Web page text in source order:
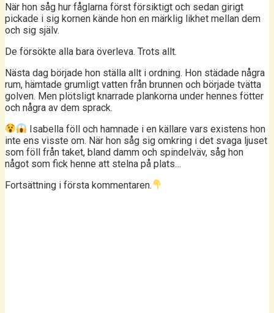
När hon såg hur fåglarna först försiktigt och sedan girigt
pickade i sig kornen kände hon en märklig likhet mellan dem
och sig själv.
De försökte alla bara överleva. Trots allt.
Nästa dag började hon ställa allt i ordning. Hon städade några
rum, hämtade grumligt vatten från brunnen och började tvätta
golven. Men plötsligt knarrade plankorna under hennes fötter
och några av dem sprack.
Isabella föll och hamnade i en källare vars existens hon
inte ens visste om. När hon såg sig omkring i det svaga ljuset
som föll från taket, bland damm och spindelväv, såg hon
något som fick henne att stelna på plats…
Fortsättning i första kommentaren.